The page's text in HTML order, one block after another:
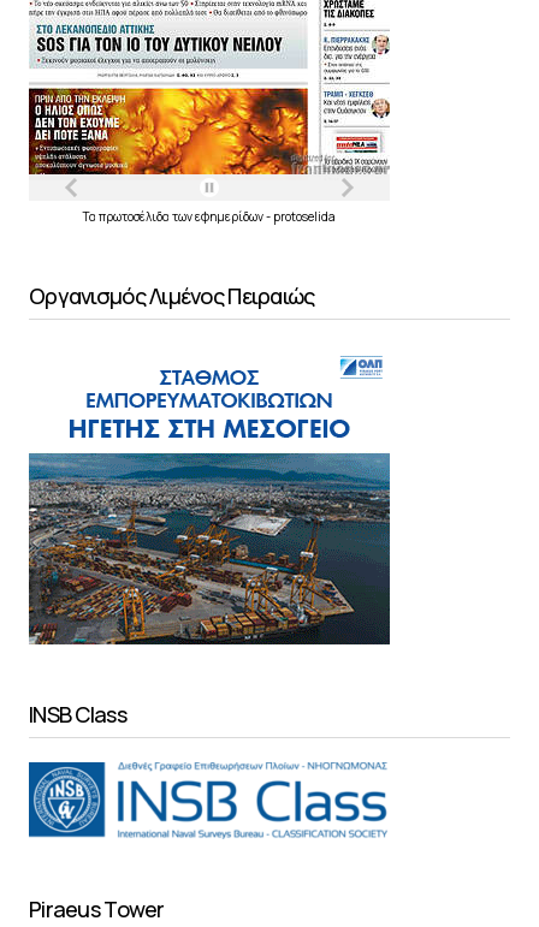
Τα πρωτοσέλιδα τωνεφημερίδων- protoselida
Οργανισμός Λιμένος Πειραιώς
INSB Class
Piraeus Tower